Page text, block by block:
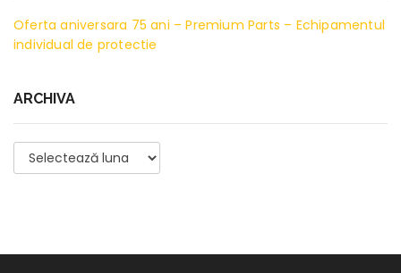
Oferta aniversara 75 ani – Premium Parts – Echipamentul
individual de protectie
ARCHIVA
Archiva